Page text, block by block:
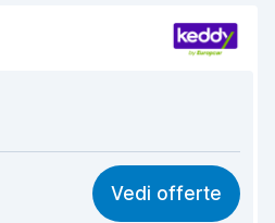
8,7
7,3
8,2
Vedi offerte